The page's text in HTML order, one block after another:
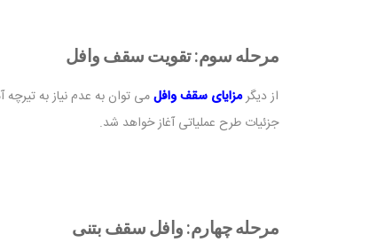
مرحله سوم: تقویت سقف وافل
از دیگرمزایای سقف وافلمی توان به عدم نیاز به
جزئیات طرح عملیاتی آغاز خواهد شد.
مرحله چهارم: وافل سقف بتنی